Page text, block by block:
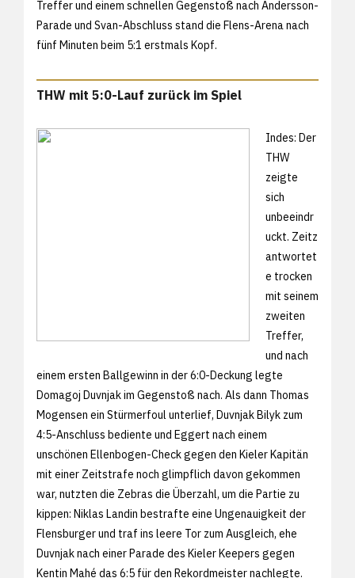
Treffer und einem schnellen Gegenstoß nach Andersson-
Parade und Svan-Abschluss stand die Flens-Arena nach
fünf Minuten beim 5:1 erstmals Kopf.
THW mit 5:0-Lauf zurück im Spiel
Indes: Der
THW
zeigte
sich
unbeeindr
uckt. Zeitz
antwortet
e trocken
mit seinem
zweiten
Treffer,
und nach
einem ersten Ballgewinn in der 6:0-Deckung legte
Domagoj Duvnjak im Gegenstoß nach. Als dann Thomas
Mogensen ein Stürmerfoul unterlief, Duvnjak Bilyk zum
4:5-Anschluss bediente und Eggert nach einem
unschönen Ellenbogen-Check gegen den Kieler Kapitän
mit einer Zeitstrafe noch glimpflich davon gekommen
war, nutzten die Zebras die Überzahl, um die Partie zu
kippen: Niklas Landin bestrafte eine Ungenauigkeit der
Flensburger und traf ins leere Tor zum Ausgleich, ehe
Duvnjak nach einer Parade des Kieler Keepers gegen
Kentin Mahé das 6:5 für den Rekordmeister nachlegte.